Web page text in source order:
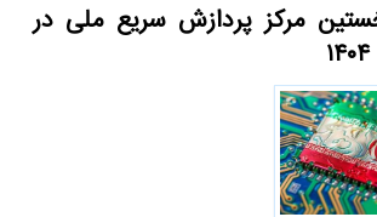
مرکز پردازش سریع ملی در